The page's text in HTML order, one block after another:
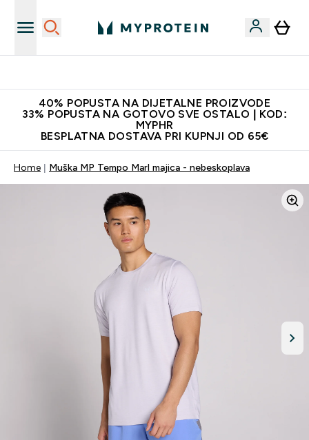
40% POPUSTA NA DIJETALNE PROIZVODE
33% POPUSTA NA GOTOVO SVE OSTALO | KOD:
MYPHR
BESPLATNA DOSTAVA PRI KUPNJI OD 65€
Home Muška MP Tempo Marl majica - nebeskoplava